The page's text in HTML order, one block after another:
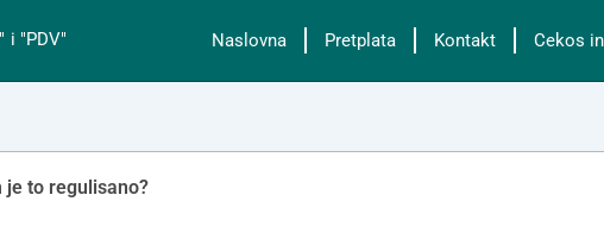
i "PDV" Naslovna Pretplata Kontakt Cekos in
je to regulisano?